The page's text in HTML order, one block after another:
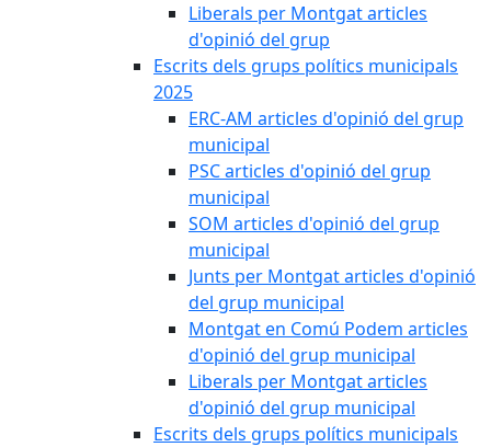
Liberals per Montgat articles
d'opinió del grup
Escrits dels grups polítics municipals
2025
ERC-AM articles d'opinió del grup
municipal
PSC articles d'opinió del grup
municipal
SOM articles d'opinió del grup
municipal
Junts per Montgat articles d'opinió
del grup municipal
Montgat en Comú Podem articles
d'opinió del grup municipal
Liberals per Montgat articles
d'opinió del grup municipal
Escrits dels grups polítics municipals